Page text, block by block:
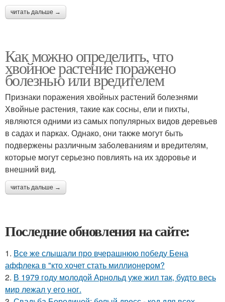
читать дальше →
Как можно определить, что
хвойное растение поражено
болезнью или вредителем
Признаки поражения хвойных растений болезнями
Хвойные растения, такие как сосны, ели и пихты,
являются одними из самых популярных видов деревьев
в садах и парках. Однако, они также могут быть
подвержены различным заболеваниям и вредителям,
которые могут серьезно повлиять на их здоровье и
внешний вид.
читать дальше →
Последние обновления на сайте:
1. Все же слышали про вчерашнюю победу Бена
аффлека в "кто хочет стать миллионером?
2. В 1979 году молодой Арнольд уже жил так, будто весь
мир лежал у его ног.